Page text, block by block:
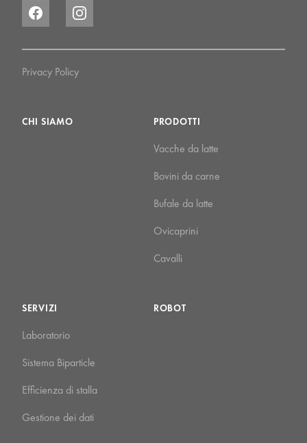
Facebook Instagram
Privacy Policy
CHI SIAMO PRODOTTI
Vacche da latte
Bovini da carne
Bufale da latte
Ovicaprini
Cavalli
SERVIZI
Laboratorio
Sistema Biparticle
Efficienza di stalla
Gestione dei dati
ROBOT